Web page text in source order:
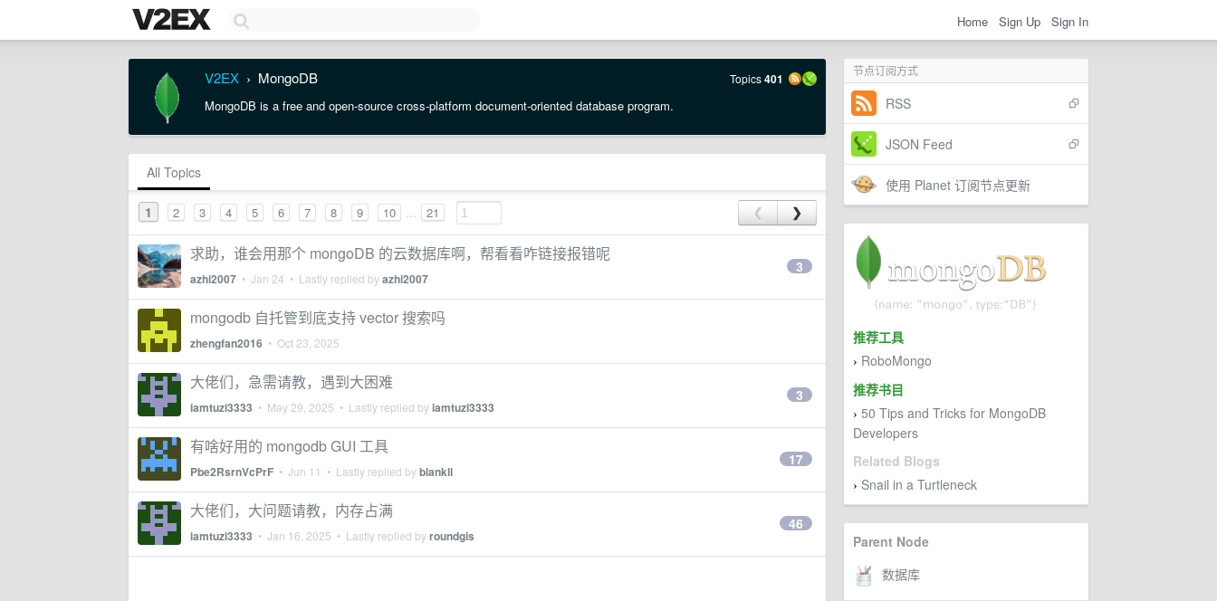
Home Sign Up Sign In
节点订阅方式
RSS
JSON Feed
使用 Planet 订阅节点更新
推荐工具
› RoboMongo
推荐书目
› 50 Tips and Tricks for MongoDB
Developers
Related Blogs
› Snail in a Turtleneck
Parent Node
V2EX › MongoDB Topics401
MongoDB is a free and open-source cross-platform document-oriented database program.
All Topics
1 2 3 4 5 6 7 8 9 10 ... 21 ❮ ❯
求助，谁会用那个 mongoDB 的云数据库啊，帮看看咋链接报错呢
azhi2007 • Jan 24 • Lastly replied byazhi2007
3
mongodb 自托管到底支持 vector 搜索吗
zhengfan2016 • Oct 23, 2025
大佬们，急需请教，遇到大困难
iamtuzi3333 • May 29, 2025 • Lastly replied byiamtuzi3333
3
有啥好用的 mongodb GUI 工具
Pbe2RsrnVcPrF • Jun 11 • Lastly replied byblankll
17
大佬们，大问题请教，内存占满
iamtuzi3333 • Jan 16, 2025 • Lastly replied byroundgis
46